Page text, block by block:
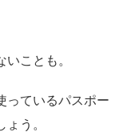
ことも。
っているパスポー
う。